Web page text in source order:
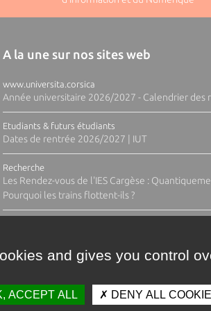
A la une sur nos sites web
www.universita.corsica
Année universitaire 2026/2027 - Calendrier des
Etudiants & futurs étudiants
Dates de rentrée 2026/2027 | IUT
Recherche
Les Rendez-vous de l'IES Cargèse :
Pourquoi les trains flottent-ils ?
and gives you control
ACCEPT ALL DENY ALL